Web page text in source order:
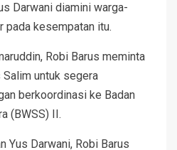
Darwani diamini warga-
pada kesempatan itu.
Robi Barus meminta
Salim untuk segera
berkoordinasi ke Badan
(BWSS) II.
Yus Darwani, Robi Barus